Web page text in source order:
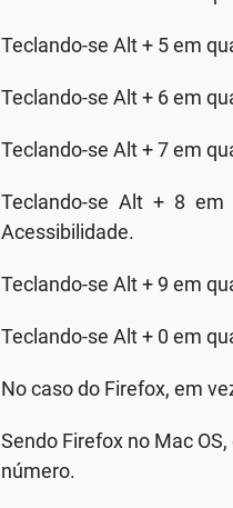
Teclando-se Alt + 5 em
Teclando-se Alt + 6 em
Teclando-se Alt + 7 em
Teclando-se Alt + 8 em
Acessibilidade.
Teclando-se Alt + 9 em
Teclando-se Alt + 0 em
No caso do Firefox, em
Sendo Firefox no Mac
número.